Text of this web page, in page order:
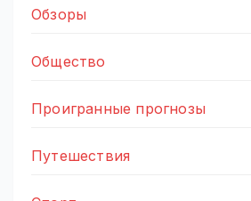
Обзоры
Общество
Проигранные прогнозы
Путешествия